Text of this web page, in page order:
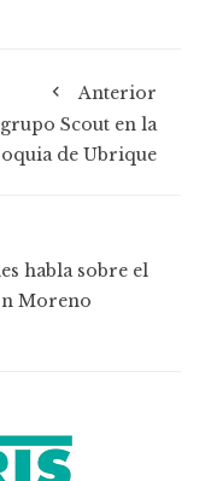
Anterior
Scout en la
de Ubrique
habla sobre el
Moreno